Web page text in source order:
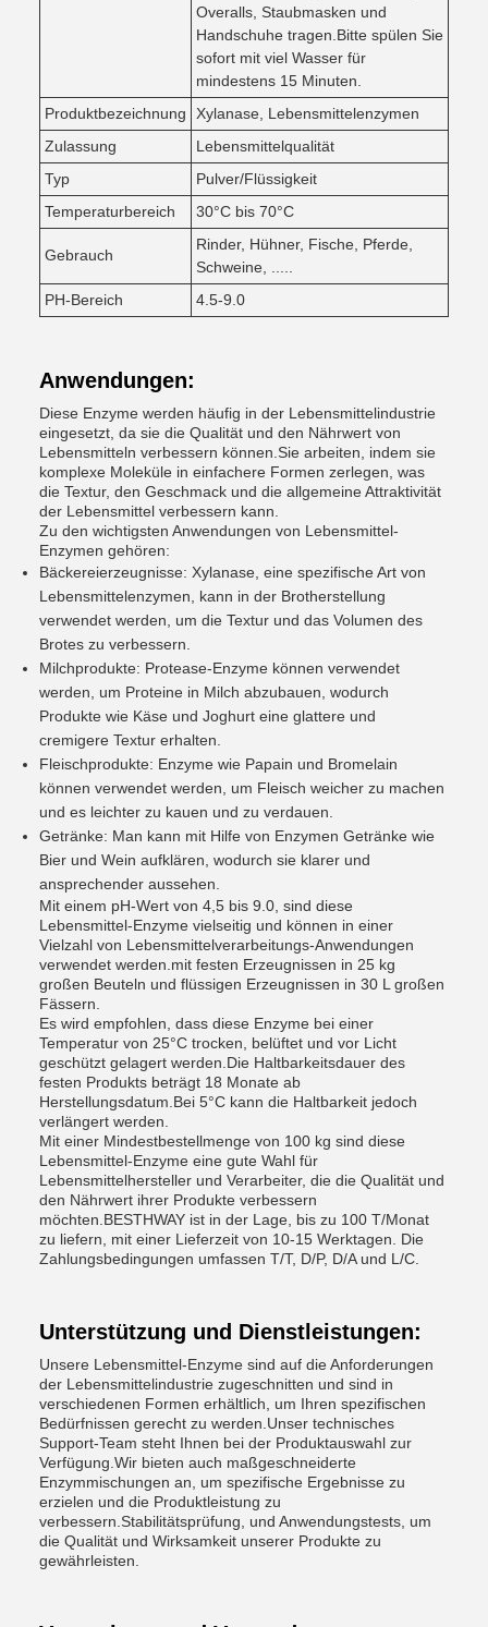
Overalls, Staubmasken und
Handschuhe tragen.Bitte spülen Sie
sofort mit viel Wasser für
mindestens 15 Minuten.
Produktbezeichnung
Xylanase, Lebensmittelenzymen
Zulassung
Lebensmittelqualität
Typ
Pulver/Flüssigkeit
Temperaturbereich
30°C bis 70°C
Gebrauch
Rinder, Hühner, Fische, Pferde,
Schweine, .....
PH-Bereich
4.5-9.0
Anwendungen:
Diese Enzyme werden häufig in der Lebensmittelindustrie
eingesetzt, da sie die Qualität und den Nährwert von
Lebensmitteln verbessern können.Sie arbeiten, indem sie
komplexe Moleküle in einfachere Formen zerlegen, was
die Textur, den Geschmack und die allgemeine Attraktivität
der Lebensmittel verbessern kann.
Zu den wichtigsten Anwendungen von Lebensmittel-
Enzymen gehören:
Bäckereierzeugnisse: Xylanase, eine spezifische Art von
Lebensmittelenzymen, kann in der Brotherstellung
verwendet werden, um die Textur und das Volumen des
Brotes zu verbessern.
Milchprodukte: Protease-Enzyme können verwendet
werden, um Proteine in Milch abzubauen, wodurch
Produkte wie Käse und Joghurt eine glattere und
cremigere Textur erhalten.
Fleischprodukte: Enzyme wie Papain und Bromelain
können verwendet werden, um Fleisch weicher zu machen
und es leichter zu kauen und zu verdauen.
Getränke: Man kann mit Hilfe von Enzymen Getränke wie
Bier und Wein aufklären, wodurch sie klarer und
ansprechender aussehen.
Mit einem pH-Wert von 4,5 bis 9.0, sind diese
Lebensmittel-Enzyme vielseitig und können in einer
Vielzahl von Lebensmittelverarbeitungs-Anwendungen
verwendet werden.mit festen Erzeugnissen in 25 kg
großen Beuteln und flüssigen Erzeugnissen in 30 L großen
Fässern.
Es wird empfohlen, dass diese Enzyme bei einer
Temperatur von 25°C trocken, belüftet und vor Licht
geschützt gelagert werden.Die Haltbarkeitsdauer des
festen Produkts beträgt 18 Monate ab
Herstellungsdatum.Bei 5°C kann die Haltbarkeit jedoch
verlängert werden.
Mit einer Mindestbestellmenge von 100 kg sind diese
Lebensmittel-Enzyme eine gute Wahl für
Lebensmittelhersteller und Verarbeiter, die die Qualität und
den Nährwert ihrer Produkte verbessern
möchten.BESTHWAY ist in der Lage, bis zu 100 T/Monat
zu liefern, mit einer Lieferzeit von 10-15 Werktagen. Die
Zahlungsbedingungen umfassen T/T, D/P, D/A und L/C.
Unterstützung und Dienstleistungen:
Unsere Lebensmittel-Enzyme sind auf die Anforderungen
der Lebensmittelindustrie zugeschnitten und sind in
verschiedenen Formen erhältlich, um Ihren spezifischen
Bedürfnissen gerecht zu werden.Unser technisches
Support-Team steht Ihnen bei der Produktauswahl zur
Verfügung.Wir bieten auch maßgeschneiderte
Enzymmischungen an, um spezifische Ergebnisse zu
erzielen und die Produktleistung zu
verbessern.Stabilitätsprüfung, und Anwendungstests, um
die Qualität und Wirksamkeit unserer Produkte zu
gewährleisten.